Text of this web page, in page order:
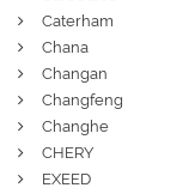
Caterham
Chana
Changan
Changfeng
Changhe
CHERY
EXEED